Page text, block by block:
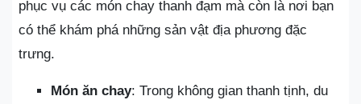
phục vụ các món chay thanh đạm mà còn là nơi bạn
có thể khám phá những sản vật địa phương đặc
trưng.
Món ăn chay: Trong không gian thanh tịnh, du